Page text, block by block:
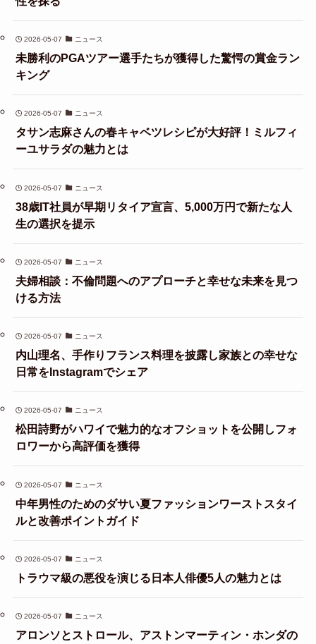
2026-05-07 ニュース
未勝利のPGAツアー選手たちが獲得した驚愕の賞金ラン
キング
2026-05-07 ニュース
タサン志麻さんの春キャベツレシピが大好評！ミルフィ
ーユサラダの魅力とは
2026-05-07 ニュース
38歳IT社員が早期リタイア宣言、5,000万円で新たな人
生の選択を提示
2026-05-07 ニュース
夫婦相談：不倫問題へのアプローチと幸せな未来を見つ
ける方法
2026-05-07 ニュース
内山理名、手作りフランス料理を披露し家族との幸せな
日常をInstagramでシェア
2026-05-07 ニュース
松田詩野がハワイで魅力的なオフショットを公開しフォ
ロワーから高評価を獲得
2026-05-07 ニュース
中年男性のためのダサい夏ファッションワーストスタイ
ルと改善ポイントガイド
2026-05-07 ニュース
トラウマ級の悪役を演じる日本人俳優5人の魅力とは
2026-05-07 ニュース
アロンソとストロール、アストンマーティン・ホンダの